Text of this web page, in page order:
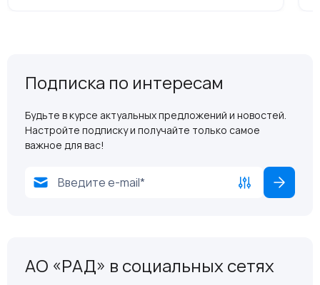
Подписка по интересам
Будьте в курсе актуальных предложений и новостей.
Настройте подписку и получайте только самое
важное для вас!
АО «РАД» в социальных сетях